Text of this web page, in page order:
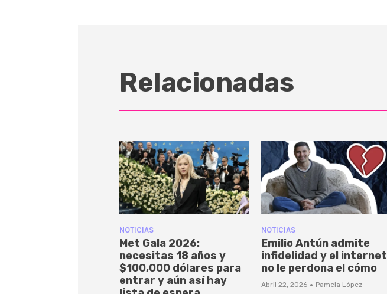
Relacionadas
NOTICIAS
Met Gala 2026:
necesitas 18 años y
$100,000 dólares para
entrar y aún así hay
NOTICIAS
Emilio Antún admite
infidelidad y el internet
no le perdona el cómo
Abril 22, 2026 · Pamela López